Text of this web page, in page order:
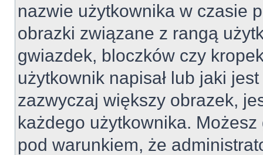
nazwie użytkownika w czasie
obrazki związane z rangą
gwiazdek, bloczków czy
użytkownik napisał lub jaki
zazwyczaj większy obrazek,
każdego użytkownika.
pod warunkiem, że